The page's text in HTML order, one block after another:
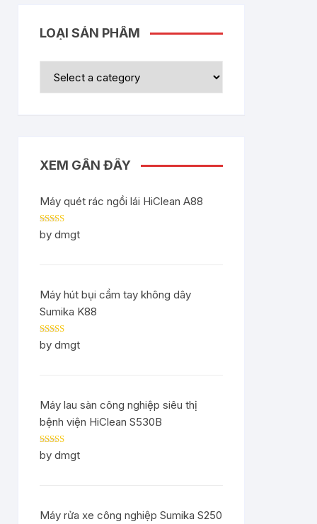
LOẠI SẢN PHẨM
XEM GẦN ĐÂY
Máy quét rác ngồi lái HiClean A88
Rated5out
of 5
by dmgt
Máy hút bụi cầm tay không dây
Sumika K88
Rated5out
of 5
by dmgt
Máy lau sàn công nghiệp siêu thị
bệnh viện HiClean S530B
Rated5out
of 5
by dmgt
Máy rửa xe công nghiệp Sumika S250